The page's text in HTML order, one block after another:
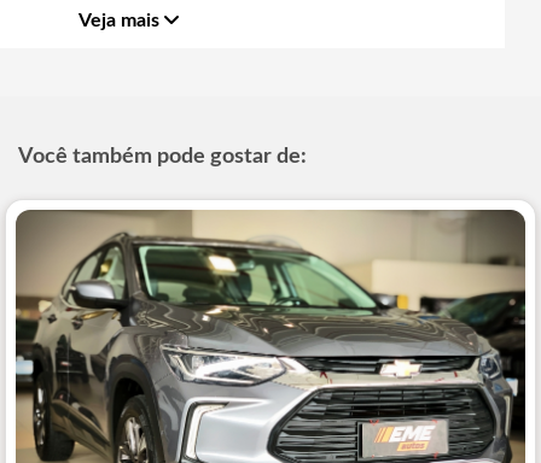
Veja mais
Você também pode gostar de: